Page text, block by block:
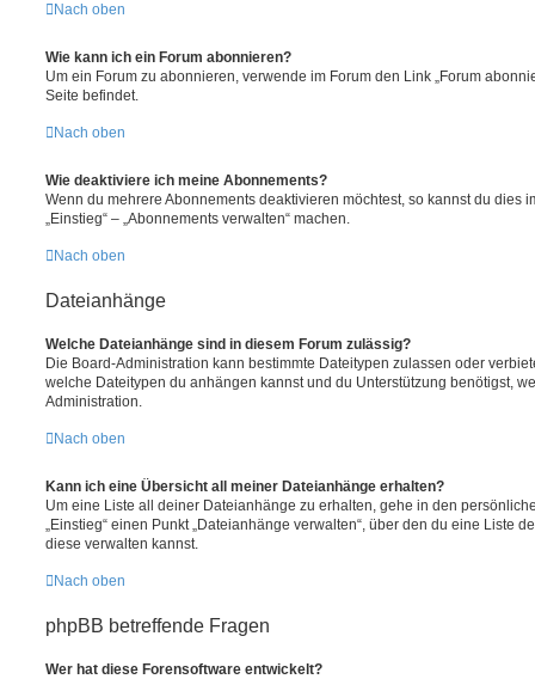
Nach oben
Wie kann ich ein Forum abonnieren?
Um ein Forum zu abonnieren, verwende im Forum den Link „Forum
Seite befindet.
Nach oben
Wie deaktiviere ich meine Abonnements?
Wenn du mehrere Abonnements deaktivieren möchtest, so kannst du dies
„Einstieg“ – „Abonnements verwalten“ machen.
Nach oben
Dateianhänge
Welche Dateianhänge sind in diesem Forum zulässig?
Die Board-Administration kann bestimmte Dateitypen zulassen oder
welche Dateitypen du anhängen kannst und du Unterstützung benötigst,
Administration.
Nach oben
Kann ich eine Übersicht all meiner Dateianhänge erhalten?
Um eine Liste all deiner Dateianhänge zu erhalten, gehe in den
„Einstieg“ einen Punkt „Dateianhänge verwalten“, über den du eine Liste
diese verwalten kannst.
Nach oben
phpBB betreffende Fragen
Wer hat diese Forensoftware entwickelt?